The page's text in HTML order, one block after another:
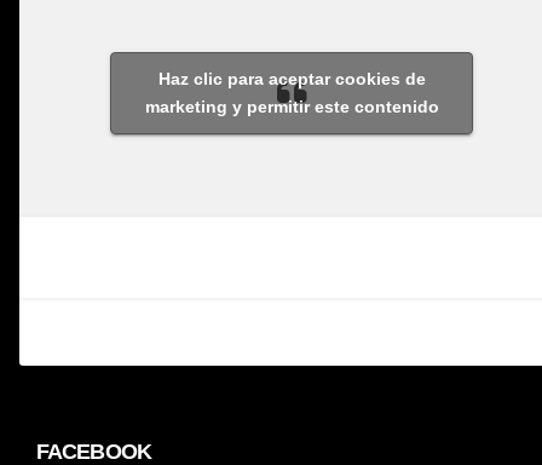
Haz clic para aceptar cookies de
marketing y permitir este contenido
FACEBOOK